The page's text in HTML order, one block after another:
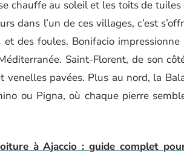
chauffe au soleil et les toits de
dans l’un de ces villages, c’est
des foules. Bonifacio
Saint-Florent, de son
venelles pavées. Plus au nord, la
ou Pigna, où chaque pierre
à Ajaccio : guide complet